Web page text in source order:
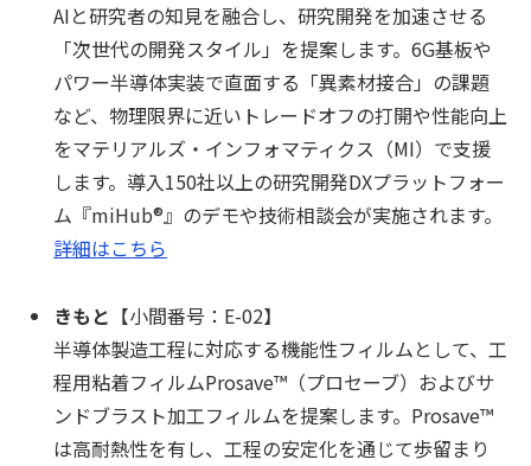
AIと研究者の知見を融合し、研究開発を加速させる
「次世代の開発スタイル」を提案します。6G基板や
パワー半導体実装で直面する「異素材接合」の課題
など、物理限界に近いトレードオフの打開や性能向上
をマテリアルズ・インフォマティクス（MI）で支援
します。導入150社以上の研究開発DXプラットフォー
ム『miHub®』のデモや技術相談会が実施されます。
詳細はこちら
きもと 【小間番号：E-02】
半導体製造工程に対応する機能性フィルムとして、工
程用粘着フィルムProsave™（プロセーブ）およびサ
ンドブラスト加工フィルムを提案します。Prosave™
は高耐熱性を有し、工程の安定化を通じて歩留まり